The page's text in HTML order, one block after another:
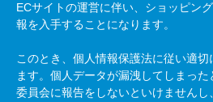
ECサイトの運営に伴い、ショッピン
報を入手することになります。
このとき、個人情報保護法に従い適
ます。個人データが漏洩してしまっ
委員会に報告をしないといけません